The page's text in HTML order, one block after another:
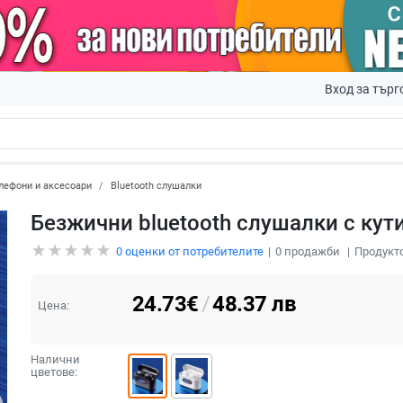
Вход за
и аксесоари Bluetooth слушалки
Безжични bluetooth слушалки с
0оценки от потребителите 0продажби
Цена: 24.73€/48.37 лв
Налични
цветове: